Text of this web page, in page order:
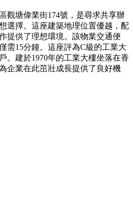
觀塘偉業街174號，是尋求共享辦
選擇。這座建築地理位置優越，配
提供了理想環境。該物業交通便
需15分鐘。這座評為C級的工業大
。建於1970年的工業大樓坐落在香
企業在此茁壯成長提供了良好機